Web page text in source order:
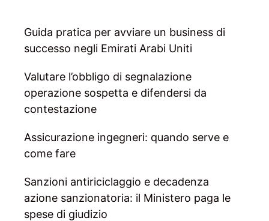
Guida pratica per avviare un business di
successo negli Emirati Arabi Uniti
Valutare l’obbligo di segnalazione
operazione sospetta e difendersi da
contestazione
Assicurazione ingegneri: quando serve e
come fare
Sanzioni antiriciclaggio e decadenza
azione sanzionatoria: il Ministero paga le
spese di giudizio